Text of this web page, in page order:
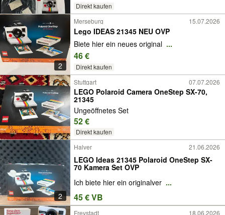
Direkt kaufen
2
Merseburg 15.07.2026
Lego IDEAS 21345 NEU OVP
Biete hier ein neues original ...
46 €
Direkt kaufen
Stuttgart
07.07.2026
LEGO Polaroid Camera OneStep SX-70,
21345
Ungeöffnetes Set
52 €
Direkt kaufen
2
Halver 21.06.2026
LEGO Ideas 21345 Polaroid OneStep SX-
70 Kamera Set OVP
Ich biete hier ein originalver ...
45 € VB
Freystadt 18.06.2026